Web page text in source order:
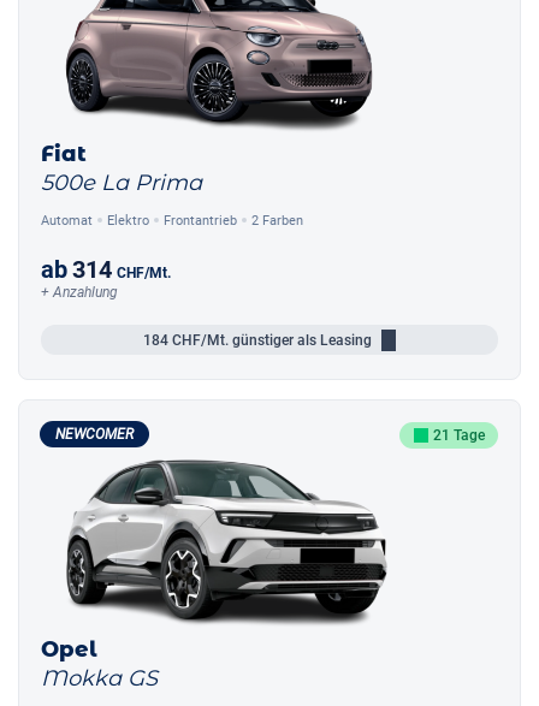
Fiat
500e La Prima
Automat Elektro Frontantrieb 2 Farben
ab314 CHF/Mt.
+ Anzahlung
184 CHF/Mt. günstiger als Leasing
NEWCOMER 21 Tage
Opel
Mokka GS